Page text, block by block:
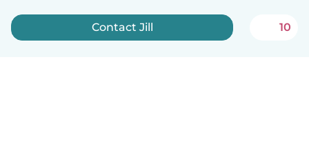
Contact Jill 10